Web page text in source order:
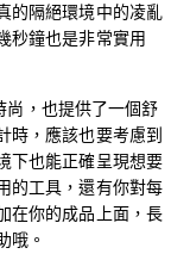
的隔絕環境中的凌亂
秒鐘也是非常實用
，也提供了一個舒
時，應該也要考慮到
下也能正確呈現想要
的工具，還有你對每
在你的成品上面，長
哦。